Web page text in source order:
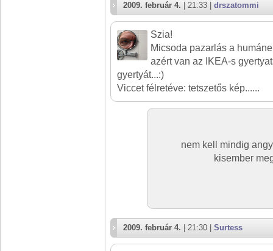
2009. február 4. | 21:33 | drszatommi
Szia!
Micsoda pazarlás a
azért van az IKEA-s
gyertyát...:)
Viccet félretéve: tetszetős kép......
nem kell mindig
kisember
2009. február 4. | 21:30 | Surtess